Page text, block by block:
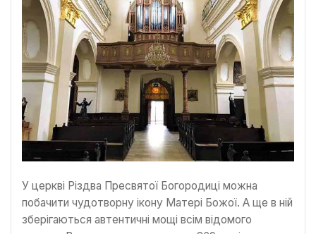
У церкві Різдва Пресвятої Богородиці можна
побачити чудотворну ікону Матері Божої. А ще в ній
зберігаються автентичні мощі всім відомого